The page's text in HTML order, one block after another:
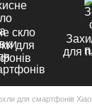
скло
для
для
для смартфонів